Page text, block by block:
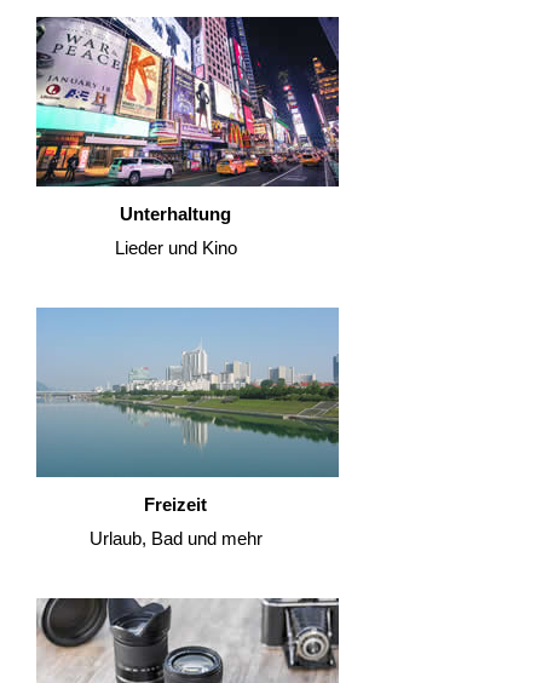
Unterhaltung
Lieder und Kino
Freizeit
Urlaub, Bad und mehr